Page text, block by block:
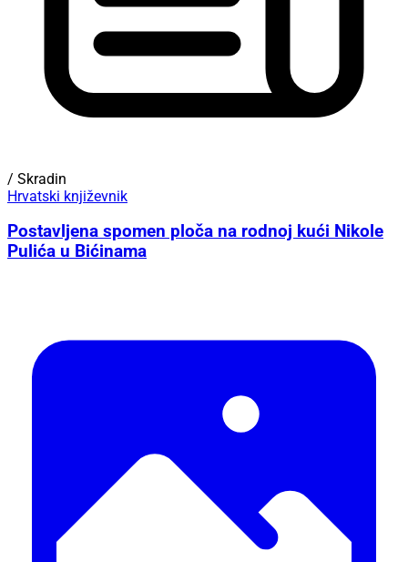
/ Skradin
Hrvatski književnik
Postavljena spomen ploča na rodnoj kući Nikole
Pulića u Bićinama